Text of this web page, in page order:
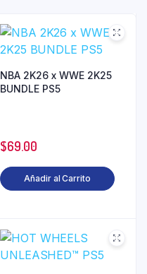
NBA 2K26 x WWE 2K25
BUNDLE PS5
$69.00
Añadir al Carrito